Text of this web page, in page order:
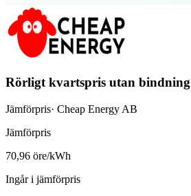
Rörligt kvartspris utan bindning
Jämförpris· Cheap Energy AB
Jämförpris
70,96 öre/kWh
Ingår i jämförpris